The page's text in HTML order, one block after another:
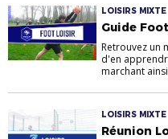
LOISIRS MIXTE
Guide
Retrouvez un
d'en
marchant
LOISIRS MIXTE
Réunion